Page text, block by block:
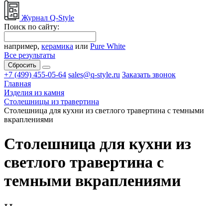
Журнал Q-Style
Поиск по сайту:
например, керамика или Pure White
Все результаты
Сбросить
+7 (499) 455-05-64 sales@q-style.ru Заказать звонок
Главная
Изделия из камня
Столешницы из травертина
Столешница для кухни из светлого травертина с темными
вкраплениями
Столешница для кухни из
светлого травертина с
темными вкраплениями